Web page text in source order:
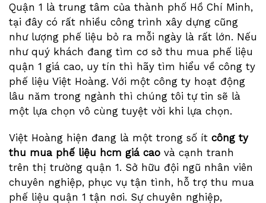
Quận 1 là trung tâm của thành phố Hồ Chí Minh,
tại đây có rất nhiều công trình xây dựng cũng
như lượng phế liệu bỏ ra mỗi ngày là rất lớn. Nếu
như quý khách đang tìm cơ sở thu mua phế liệu
quận 1 giá cao, uy tín thì hãy tìm hiểu về công ty
phế liệu Việt Hoàng. Với một công ty hoạt động
lâu năm trong ngành thì chúng tôi tự tin sẽ là
một lựa chọn vô cùng tuyệt vời khi lựa chọn.
Việt Hoàng hiện đang là một trong số ít công ty
thu mua phế liệu hcm giá cao và cạnh tranh
trên thị trường quận 1. Sở hữu đội ngũ nhân viên
chuyên nghiệp, phục vụ tận tình, hỗ trợ thu mua
phế liệu quận 1 tận nơi. Sự chuyên nghiệp,